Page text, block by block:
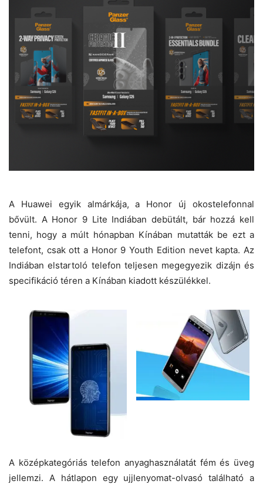
A Huawei egyik almárkája, a Honor új okostelefonnal
bővült. A Honor 9 Lite Indiában debütált, bár hozzá kell
tenni, hogy a múlt hónapban Kínában mutatták be ezt a
telefont, csak ott a Honor 9 Youth Edition nevet kapta. Az
Indiában elstartoló telefon teljesen megegyezik dizájn és
specifikáció téren a Kínában kiadott készülékkel.
A középkategóriás telefon anyaghasználatát fém és üveg
jellemzi. A hátlapon egy ujjlenyomat-olvasó található a